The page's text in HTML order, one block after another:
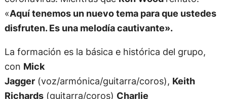
Jagger (voz/armónica/guitarra/coros),
Keith
Richards
(guitarra/coros)
Charlie
másDarryl Jones(bajo) yMatt Clifford (teclados,
trompa, saxo, fliscorno).
Living in a Ghost Town
dura cuatro minutos y